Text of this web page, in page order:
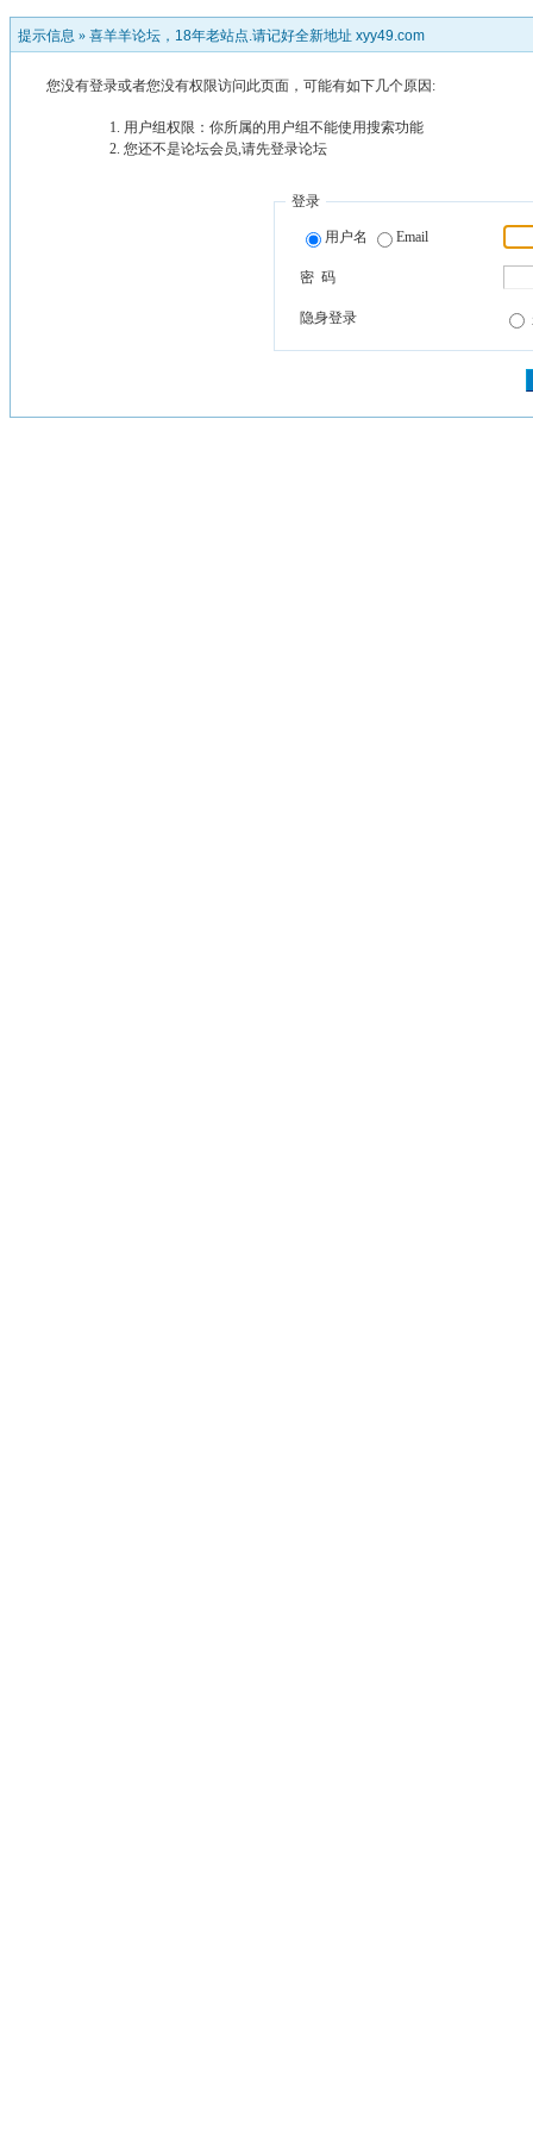
提示信息 » 喜羊羊论坛，18年老站点.请记好全新地址 xyy49.com
您没有登录或者您没有权限访问此页面，可能有如下几个原因:
用户组权限：你所属的用户组不能使用搜索功能
您还不是论坛会员,请先登录论坛
登录
用户名 Email
密 码
隐身登录